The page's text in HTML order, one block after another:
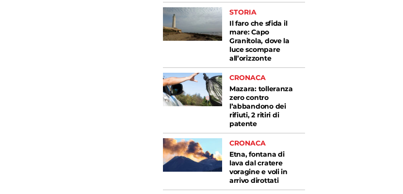
STORIA
Il faro che sfida il
mare: Capo
Granitola, dove la
luce scompare
all’orizzonte
CRONACA
Mazara: tolleranza
zero contro
l’abbandono dei
rifiuti, 2 ritiri di
patente
CRONACA
Etna, fontana di
lava dal cratere
voragine e voli in
arrivo dirottati